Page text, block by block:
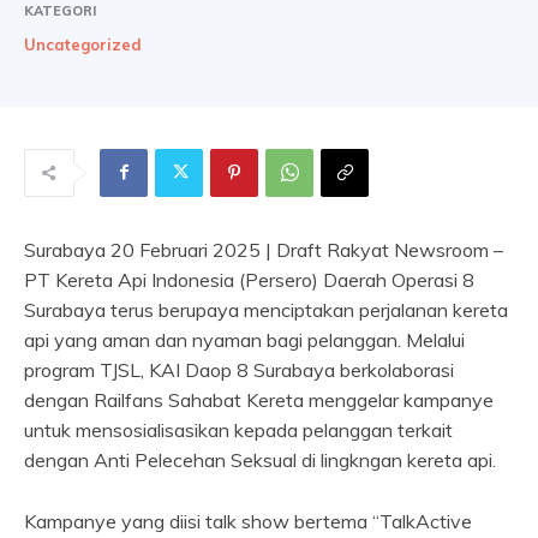
KATEGORI
Uncategorized
Surabaya 20 Februari 2025 | Draft Rakyat Newsroom –
PT Kereta Api Indonesia (Persero) Daerah Operasi 8
Surabaya terus berupaya menciptakan perjalanan kereta
api yang aman dan nyaman bagi pelanggan. Melalui
program TJSL, KAI Daop 8 Surabaya berkolaborasi
dengan Railfans Sahabat Kereta menggelar kampanye
untuk mensosialisasikan kepada pelanggan terkait
dengan Anti Pelecehan Seksual di lingkngan kereta api.
Kampanye yang diisi talk show bertema “TalkActive